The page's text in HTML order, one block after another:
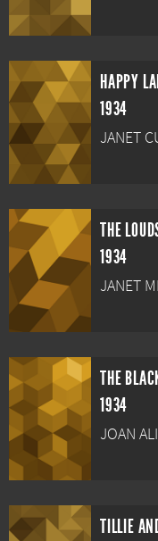
HAPPY
1934
JANET
THE
1934
JANET
THE
1934
JOAN
TILLIE